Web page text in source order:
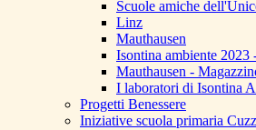
Scuole amiche
Linz
Mauthausen
Isontina ambiente 2023
Mauthausen -
I laboratori di Isontina
Progetti Benessere
Iniziative scuola primaria